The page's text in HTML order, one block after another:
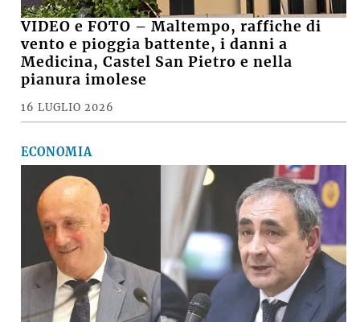
VIDEO e FOTO – Maltempo, raffiche di
vento e pioggia battente, i danni a
Medicina, Castel San Pietro e nella
pianura imolese
16 LUGLIO 2026
ECONOMIA